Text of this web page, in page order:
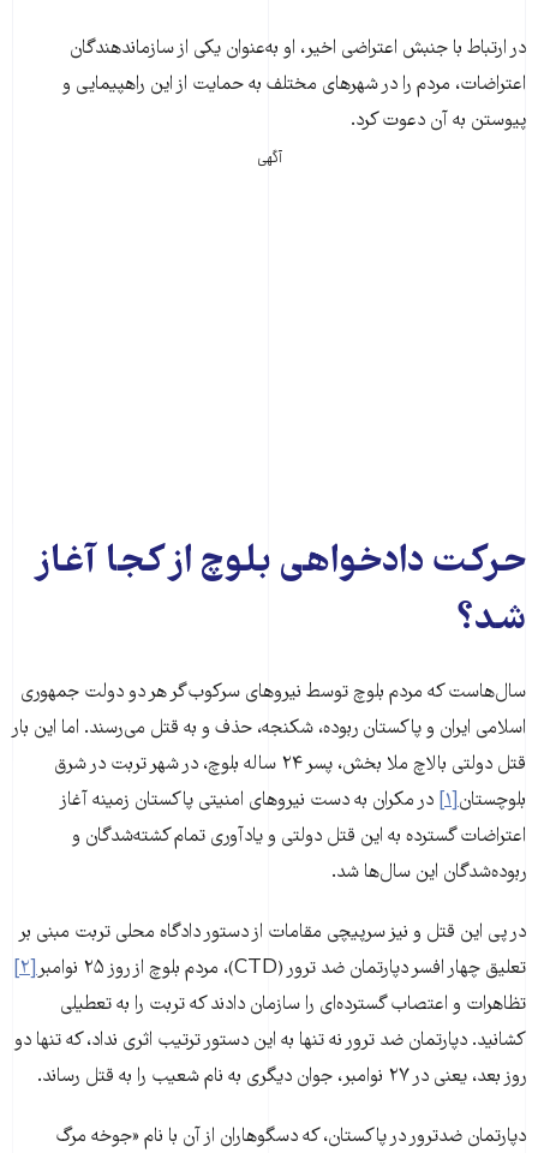
در ارتباط با جنبش اعتراضی اخیر، او به‌عنوان یکی از سازماندهندگان
اعتراضات، مردم را در شهرهای مختلف به حمایت از این راهپیمایی و
پیوستن به آن دعوت کرد.
آگهی
حرکت دادخواهی بلوچ از کجا آغاز
شد؟
سال‌هاست که مردم بلوچ توسط نیروهای سرکوب‌گر هر دو دولت جمهوری
اسلامی ایران و پاکستان ربوده، شکنجه، حذف و به قتل می‌رسند. اما این بار
قتل دولتی بالاچ ملا بخش، پسر ۲۴ ساله بلوچ، در شهر تربت در شرق
بلوچستان[۱]
در مکران به دست نیروهای امنیتی پاکستان زمینه‌ آغاز
اعتراضات گسترده به این قتل دولتی و یادآوری تمام کشته‌شدگان و
ربوده‌شدگان این سال‌ها شد.
در پی این قتل و نیز سرپیچی مقامات از دستور دادگاه محلی تربت مبنی بر
تعلیق چهار افسر دپارتمان ضد ترور (CTD)، مردم بلوچ از روز ۲۵ نوامبر
[۲]
تظاهرات و اعتصاب گسترده‌ای را سازمان دادند که تربت را به تعطیلی
کشانید. دپارتمان ضد ترور نه تنها به این دستور ترتیب اثری نداد، که تنها دو
روز بعد، یعنی در ۲۷ نوامبر، جوان دیگری به نام شعیب را به قتل رساند.
دپارتمان ضدترور در پاکستان، که دسگوهاران از آن با نام «جوخه مرگ